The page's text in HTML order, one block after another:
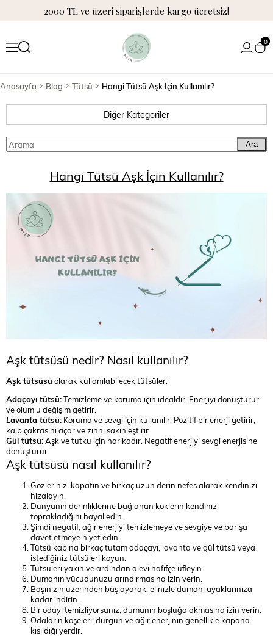
2000 TL ve üzeri siparişlerde kargo ücretsiz!
0
Anasayfa Blog Tütsü Hangi Tütsü Aşk İçin Kullanılır?
Diğer Kategoriler
Ara
Hangi Tütsü Aşk İçin Kullanılır?
Aşk tütsüsü nedir? Nasıl kullanılır?
Aşk tütsüsü olarak kullanılabilecek tütsüler:
Adaçayı tütsü:Temizleme ve koruma için idealdir. Enerjiyi dönüştürür
ve olumlu değişim getirir.
Lavanta tütsü: Koruma ve sevgi için kullanılır. Pozitif bir enerji getirir,
kalp çakrasını açar ve zihni sakinleştirir.
Gül tütsü: Aşk ve tutku için harikadır. Negatif enerjiyi sevgi enerjisine
dönüştürür
Aşk tütsüsü nasıl kullanılır?
Gözlerinizi kapatın ve birkaç uzun derin nefes alarak kendinizi
hizalayın.
Dünyanın derinliklerine bağlanan köklerin kendinizi
toprakladığını hayal edin.
Şimdi negatif, ağır enerjiyi temizlemeye ve sevgiye ve barışa
davet etmeye niyet edin.
Tütsü kabına birkaç tutam adaçayı, lavanta ve gül tütsü veya
istediğiniz tütsüleri koyun.
Tütsüleri yakın ve ardından alevi hafifçe üfleyin.
Dumanın vücudunuzu arındırmasına izin verin.
Başınızın üzerinden başlayarak, elinizle dumanı ayaklarınıza
kadar indirin.
Bir odayı temizliyorsanız, dumanın boşluğa akmasına izin verin.
Odaların köşeleri; durgun ve ağır enerjinin genellikle kapana
kısıldığı yerdir.